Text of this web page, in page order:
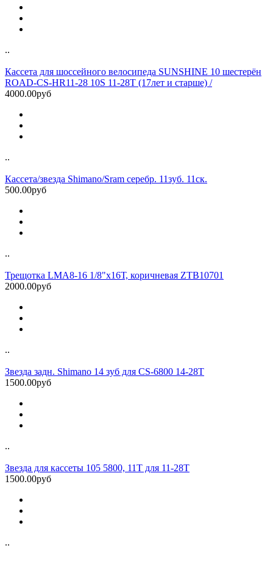
..
Кассета для шоссейного велосипеда SUNSHINE 10 шестерён
ROAD-CS-HR11-28 10S 11-28T (17лет и старше) /
4000.00руб
..
Кассета/звезда Shimano/Sram серебр. 11зуб. 11ск.
500.00руб
..
Трещотка LMA8-16 1/8"х16Т, коричневая ZTB10701
2000.00руб
..
Звезда задн. Shimano 14 зуб для CS-6800 14-28T
1500.00руб
..
Звезда для кассеты 105 5800, 11Т для 11-28Т
1500.00руб
..